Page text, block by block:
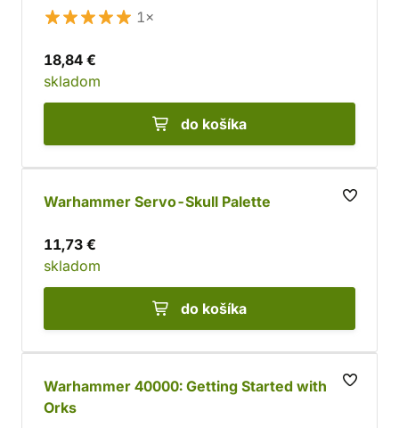
1×
18,84 €
skladom
do košíka
Warhammer Servo-Skull Palette
11,73 €
skladom
do košíka
Warhammer 40000: Getting Started with
Orks